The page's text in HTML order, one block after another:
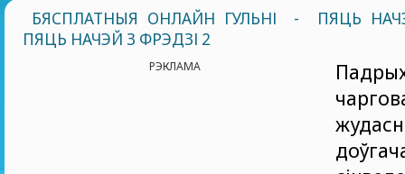
БЯСПЛАТНЫЯ ОНЛАЙН ГУЛЬНІ -
ПЯЦЬ
ПЯЦЬ НАЧЭЙ З ФРЭДЗІ 2
РЭКЛАМА